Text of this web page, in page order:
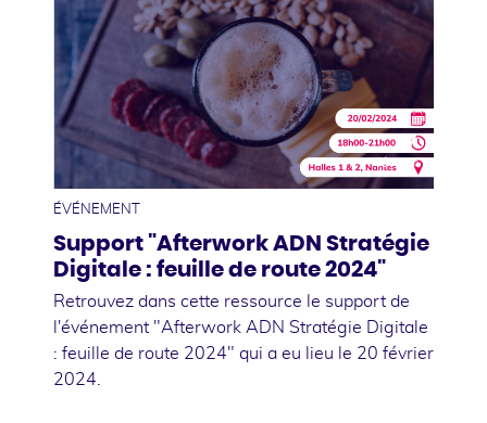
27
février
ÉVÉNEMENT
Support "Afterwork ADN Stratégie
Digitale : feuille de route 2024"
Retrouvez dans cette ressource le support de
l'événement "Afterwork ADN Stratégie Digitale
: feuille de route 2024" qui a eu lieu le 20 février
2024.